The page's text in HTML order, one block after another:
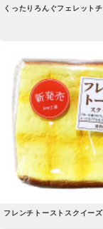
くったりろんぐフェレット
フレンチトーストスクイーズ